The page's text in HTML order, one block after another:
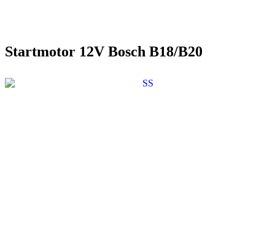
Startmotor 12V Bosch B18/B20